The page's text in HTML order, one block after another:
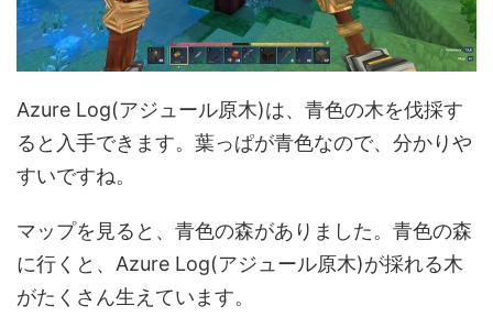
Azure Log(アジュール原木)は、青色の木を伐採す
ると入手できます。葉っぱが青色なので、分かりや
すいですね。
マップを見ると、青色の森がありました。青色の森
に行くと、Azure Log(アジュール原木)が採れる木
がたくさん生えています。